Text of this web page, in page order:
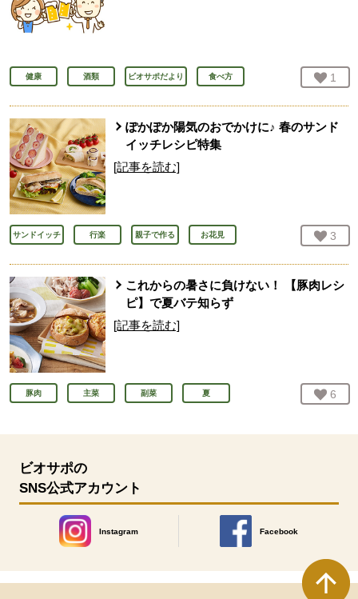
健康 酒類 ビオサポだより 食べ方 お気
1
ぽかぽか陽気のおでかけに♪ 春のサンド
イッチレシピ特集
[記事を読む]
サンドイッチ 行楽 親子で作る お花見 お気
3
これからの暑さに負けない！ 【豚肉レシ
ピ】で夏バテ知らず
[記事を読む]
豚肉 主菜 副菜 夏 お気
6
ビオサポの
SNS公式アカウント
Instagram
別のウィンドウで開きます。
Facebook
別のウィンドウで開きます